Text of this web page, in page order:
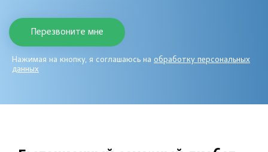
Нажимая на кнопку, я соглашаюсь на обработку персональных
данных